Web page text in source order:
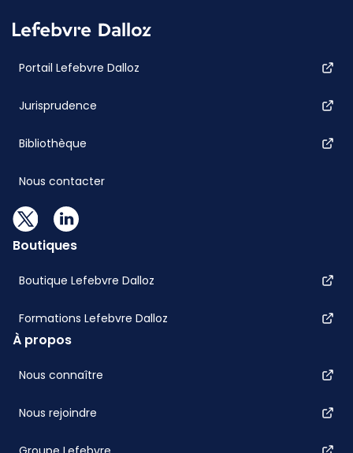
Portail Lefebvre Dalloz
Jurisprudence
Bibliothèque
Nous contacter
Boutiques
Boutique Lefebvre Dalloz
Formations Lefebvre Dalloz
À propos
Nous connaître
Nous rejoindre